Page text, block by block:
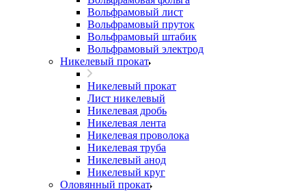
Вольфрамовый лист
Вольфрамовый пруток
Вольфрамовый штабик
Вольфрамовый электрод
Никелевый прокат
Никелевый прокат
Лист никелевый
Никелевая дробь
Никелевая лента
Никелевая проволока
Никелевая труба
Никелевый анод
Никелевый круг
Оловянный прокат